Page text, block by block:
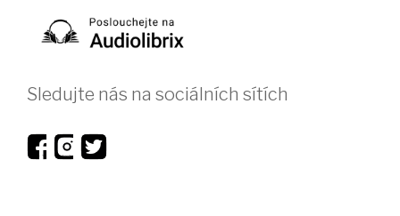
Sledujte nás na sociálních sítích